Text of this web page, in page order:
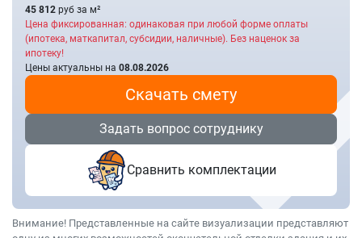
45 812 руб за м²
Цена фиксированная: одинаковая при любой форме оплаты
(ипотека, маткапитал, субсидии, наличные). Без наценок за
ипотеку!
Цены актуальны на 08.08.2026
Скачать смету
Задать вопрос сотруднику
Сравнить комплектации
Внимание! Представленные на сайте визуализации представляют